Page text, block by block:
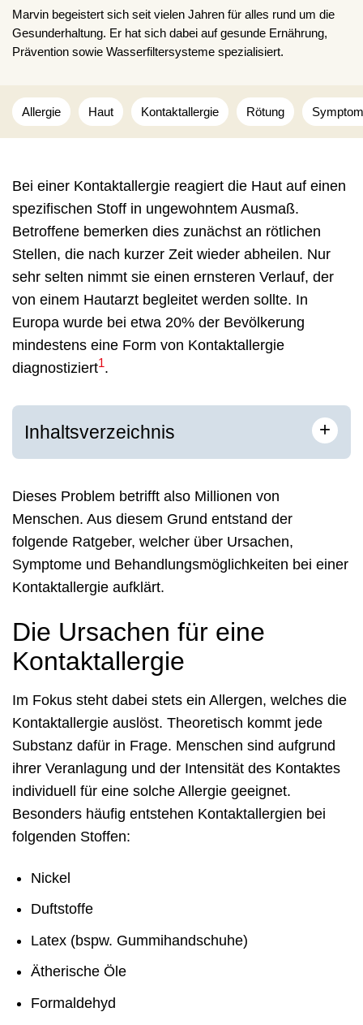
Marvin begeistert sich seit vielen Jahren für alles rund um die
Gesunderhaltung. Er hat sich dabei auf gesunde Ernährung,
Prävention sowie Wasserfiltersysteme spezialisiert.
Allergie Haut Kontaktallergie Rötung
Bei einer Kontaktallergie reagiert die Haut auf einen
spezifischen Stoff in ungewohntem Ausmaß.
Betroffene bemerken dies zunächst an rötlichen
Stellen, die nach kurzer Zeit wieder abheilen. Nur
sehr selten nimmt sie einen ernsteren Verlauf, der
von einem Hautarzt begleitet werden sollte. In
Europa wurde bei etwa 20% der Bevölkerung
mindestens eine Form von Kontaktallergie
diagnostiziert1.
Inhaltsverzeichnis +
Dieses Problem betrifft also Millionen von
Menschen. Aus diesem Grund entstand der
folgende Ratgeber, welcher über Ursachen,
Symptome und Behandlungsmöglichkeiten bei einer
Kontaktallergie aufklärt.
Die Ursachen für eine
Kontaktallergie
Im Fokus steht dabei stets ein Allergen, welches die
Kontaktallergie auslöst. Theoretisch kommt jede
Substanz dafür in Frage. Menschen sind aufgrund
ihrer Veranlagung und der Intensität des Kontaktes
individuell für eine solche Allergie geeignet.
Besonders häufig entstehen Kontaktallergien bei
folgenden Stoffen:
Nickel
Duftstoffe
Latex (bspw. Gummihandschuhe)
Ätherische Öle
Formaldehyd